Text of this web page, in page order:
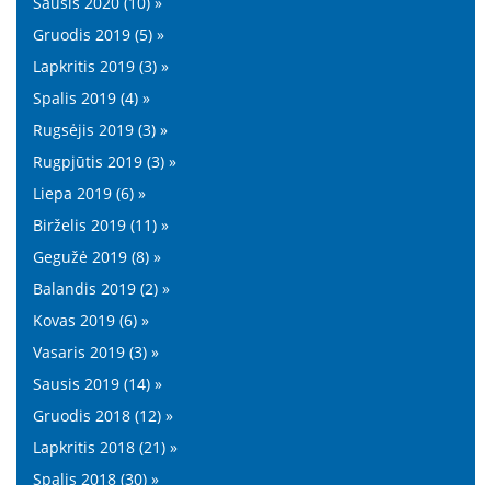
Gruodis 2019 (5) »
Lapkritis 2019 (3) »
Spalis 2019 (4) »
Rugsėjis 2019 (3) »
Rugpjūtis 2019 (3) »
Liepa 2019 (6) »
Birželis 2019 (11) »
Gegužė 2019 (8) »
Balandis 2019 (2) »
Kovas 2019 (6) »
Vasaris 2019 (3) »
Sausis 2019 (14) »
Gruodis 2018 (12) »
Lapkritis 2018 (21) »
Spalis 2018 (30) »